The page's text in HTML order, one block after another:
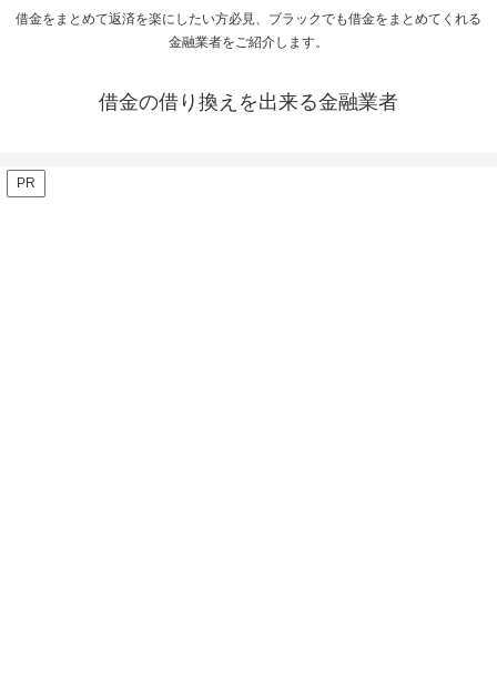
借金をまとめて返済を楽にしたい方必見、ブラックでも借金をまとめてくれる
金融業者をご紹介します。
借金の借り換えを出来る金融業者
PR